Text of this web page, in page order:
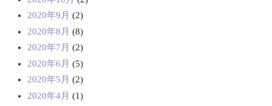
2020年9月 (2)
2020年8月 (8)
2020年7月 (2)
2020年6月 (5)
2020年5月 (2)
2020年4月 (1)